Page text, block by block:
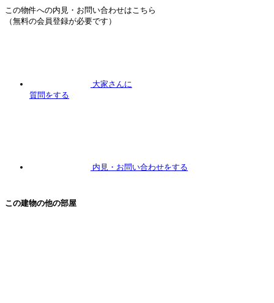
この物件への内見・お問い合わせはこちら
（無料の会員登録が必要です）
大家さんに
質問をする
内見 ・お問い合わせをする
この建物の他の部屋